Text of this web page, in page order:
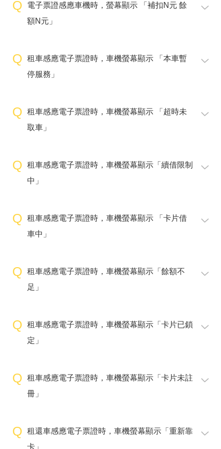
電子票證感應車機時，螢幕顯示 「補扣N元 餘
額N元」
租車感應電子票證時，車機螢幕顯示 「本車暫
停服務」
租車感應電子票證時，車機螢幕顯示 「超時未
取車」
租車感應電子票證時，車機螢幕顯示「續借限制
中」
租車感應電子票證時，車機螢幕顯示 「卡片借
車中」
租車感應電子票證時，車機螢幕顯示「餘額不
足」
租車感應電子票證時，車機螢幕顯示「卡片已鎖
定」
租車感應電子票證時，車機螢幕顯示「卡片未註
冊」
租還車感應電子票證時，車機螢幕顯示「重新靠
卡」